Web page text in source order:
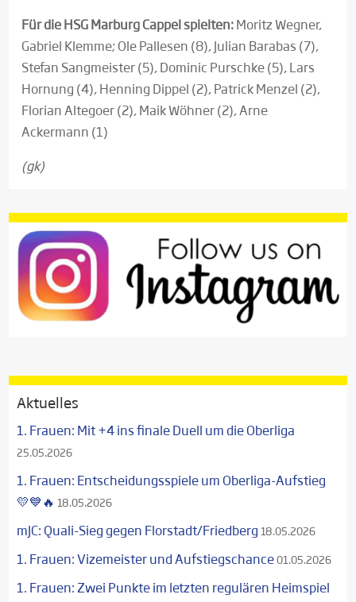
Für die HSG Marburg Cappel spielten:Moritz Wegner,
Gabriel Klemme; Ole Pallesen (8), Julian Barabas (7),
Stefan Sangmeister (5), Dominic Purschke (5), Lars
Hornung (4), Henning Dippel (2), Patrick Menzel (2),
Florian Altegoer (2), Maik Wöhner (2), Arne
Ackermann (1)
(gk)
Aktuelles
1. Frauen: Mit +4 ins finale Duell um die Oberliga
25.05.2026
1. Frauen: Entscheidungsspiele um Oberliga-Aufstieg
💛💙🔥 18.05.2026
mJC: Quali-Sieg gegen Florstadt/Friedberg 18.05.2026
1. Frauen: Vizemeister und Aufstiegschance01.05.2026
1. Frauen: Zwei Punkte im letzten regulären Heimspiel